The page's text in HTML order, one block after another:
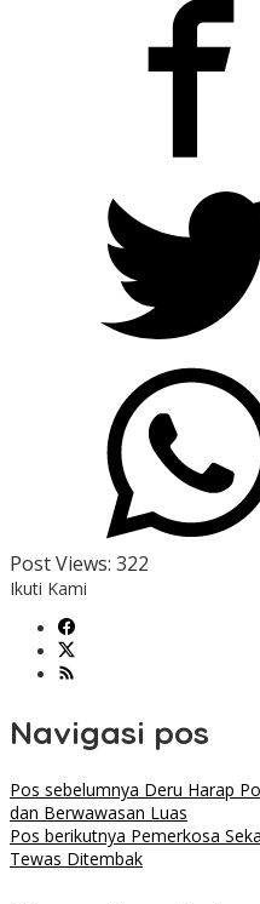
Post Views: 322
Ikuti Kami
Navigasi pos
Pos sebelumnya Deru Harap
dan Berwawasan Luas
Pos berikutnya Pemerkosa
Tewas Ditembak